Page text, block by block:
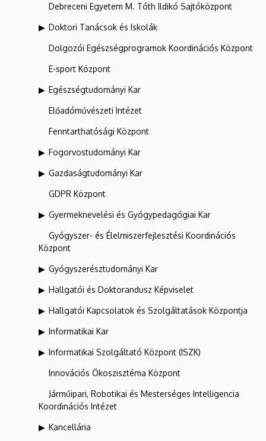
Debreceni Egyetem M. Tóth Ildikó Sajtóközpont
Doktori Tanácsok és Iskolák
Dolgozói Egészségprogramok Koordinációs Központ
E-sport Központ
Egészségtudományi Kar
Előadóművészeti Intézet
Fenntarthatósági Központ
Fogorvostudományi Kar
Gazdaságtudományi Kar
GDPR Központ
Gyermeknevelési és Gyógypedagógiai Kar
Gyógyszer- és Élelmiszerfejlesztési Koordinációs
Központ
Gyógyszerésztudományi Kar
Hallgatói és Doktorandusz Képviselet
Hallgatói Kapcsolatok és Szolgáltatások Központja
Informatikai Kar
Informatikai Szolgáltató Központ (ISZK)
Innovációs Ökoszisztéma Központ
Járműipari, Robotikai és Mesterséges Intelligencia
Koordinációs Intézet
Kancellária